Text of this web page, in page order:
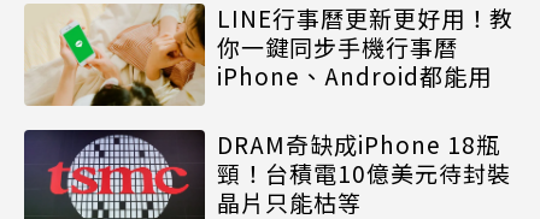
LINE行事曆更新更好用！教
你一鍵同步手機行事曆
iPhone、Android都能用
DRAM奇缺成iPhone 18瓶
頸！台積電10億美元待封裝
晶片只能枯等